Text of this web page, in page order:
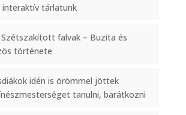
interaktív tárlatunk
Szétszakított falvak – Buzita és
története
idén is örömmel jöttek
tanulni, barátkozni